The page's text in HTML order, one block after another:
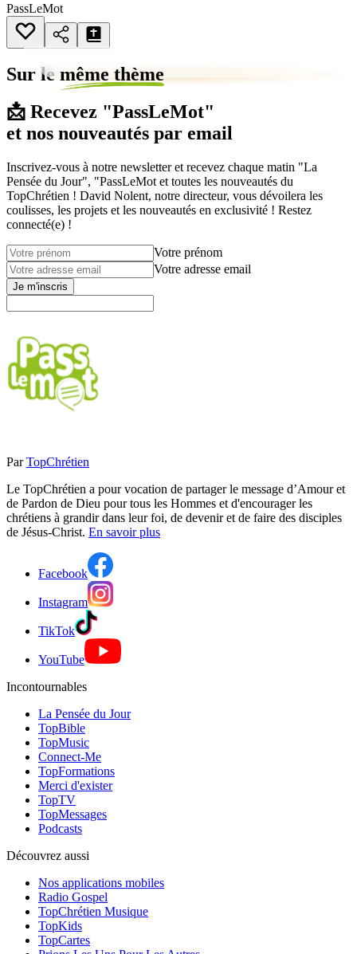
PassLeMot
Sur le même thème
📩 Recevez "PassLeMot"
et nos nouveautés par email
Inscrivez-vous à notre newsletter et recevez chaque matin "La
Pensée du Jour", "PassLeMot et toutes les nouveautés du
TopChrétien ! David Nolent, notre directeur, vous dévoilera les
coulisses, les projets et les nouveautés en exclusivité ! Restez
connecté(e) !
Votre prénom
Votre adresse email
Je m'inscris
Par TopChrétien
Le TopChrétien a pour vocation de partager le message d’Amour et
de Pardon de Dieu pour tous les Hommes et d'encourager les
chrétiens à grandir dans leur foi, de devenir et de faire des disciples
de Jésus-Christ. En savoir plus
Facebook
Instagram
TikTok
YouTube
Incontournables
La Pensée du Jour
TopBible
TopMusic
Connect-Me
TopFormations
Merci d'exister
TopTV
TopMessages
Podcasts
Découvrez aussi
Nos applications mobiles
Radio Gospel
TopChrétien Musique
TopKids
TopCartes